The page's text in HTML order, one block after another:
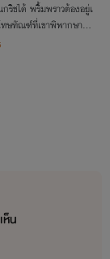
ริชได้ พริ้มพราวต้องอยู่เ
ทษทัณฑ์ที่เขาพิพากษาให้
งไม่เหมือนเดิมอีกต่อไป
ห็น